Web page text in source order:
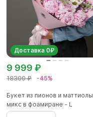
Доставка 0₽
18300 ₽ -45%
9 999 ₽
Букет из пионов и маттиолы
микс в фоамиране - L